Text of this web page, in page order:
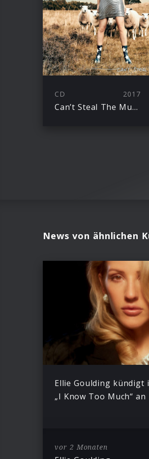
CD 2017
Can’t Steal The Music
News von ähnlichen
Ellie Goulding kündigt
„I Know Too Much“ an
vor 2 Monaten